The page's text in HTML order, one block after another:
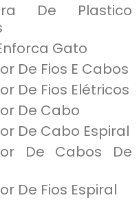
De Plastico
Gato
De Fios E Cabos
De Fios Elétricos
De Cabo
De Cabo Espiral
De Cabos De
De Fios Espiral